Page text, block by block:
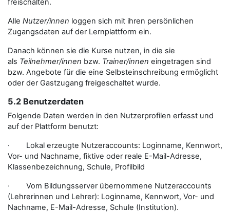
freischalten.
Alle Nutzer/innen loggen sich mit ihren persönlichen
Zugangsdaten auf der Lernplattform ein.
Danach können sie die Kurse nutzen, in die sie
als Teilnehmer/innen bzw. Trainer/innen eingetragen sind
bzw. Angebote für die eine Selbsteinschreibung ermöglicht
oder der Gastzugang freigeschaltet wurde.
5.2 Benutzerdaten
Folgende Daten werden in den Nutzerprofilen erfasst und
auf der Plattform benutzt:
· Lokal erzeugte Nutzeraccounts: Loginname, Kennwort,
Vor- und Nachname, fiktive oder reale E-Mail-Adresse,
Klassenbezeichnung, Schule, Profilbild
· Vom Bildungsserver übernommene Nutzeraccounts
(Lehrerinnen und Lehrer): Loginname, Kennwort, Vor- und
Nachname, E-Mail-Adresse, Schule (Institution).